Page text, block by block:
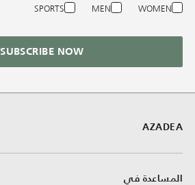
AZADEA
المساعدة في
WOMEN
MEN
SPORTS
SUBSCRIBE NOW